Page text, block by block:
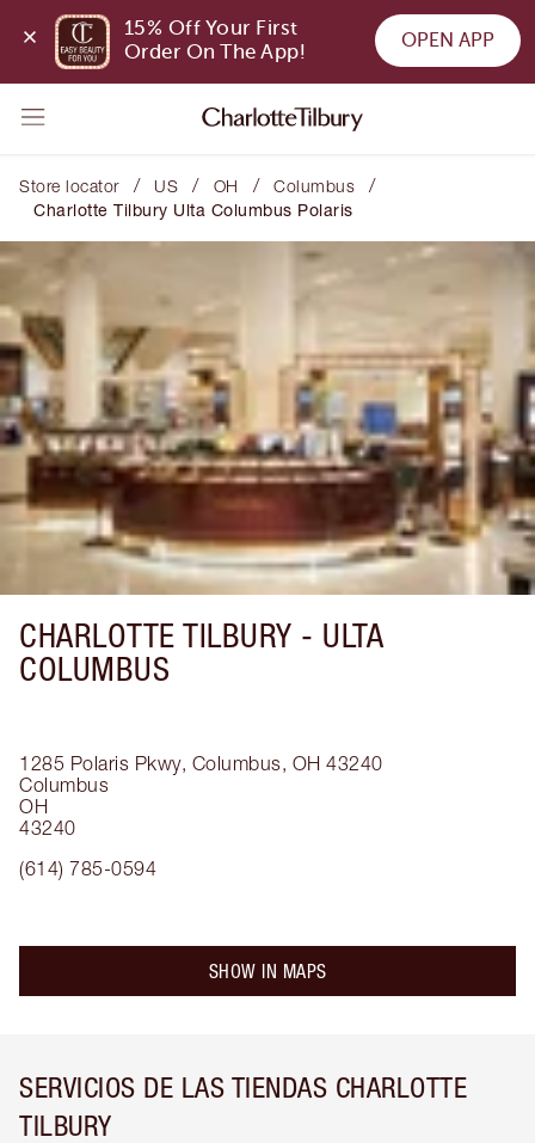
15% Off Your First
Order On The App!
OPEN APP
Store locator / US / OH / Columbus /
Charlotte Tilbury Ulta Columbus Polaris
CHARLOTTE TILBURY - ULTA
COLUMBUS
1285 Polaris Pkwy, Columbus, OH 43240
Columbus
OH
43240
(614) 785-0594
SHOW IN MAPS
SERVICIOS DE LAS TIENDAS CHARLOTTE
TILBURY